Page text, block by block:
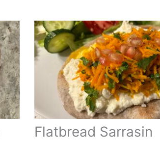
Flatbread Sarrasin